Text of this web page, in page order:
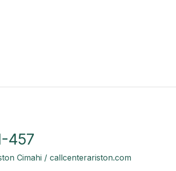
457
Cimahi/ callcenterariston.com